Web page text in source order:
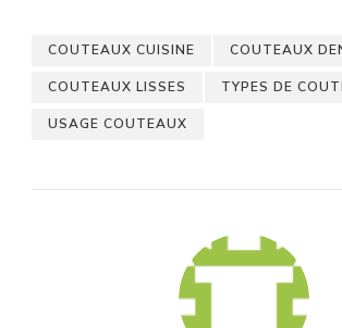
COUTEAUX CUISINE COUTEAUX
COUTEAUX LISSES TYPES DE
USAGE COUTEAUX